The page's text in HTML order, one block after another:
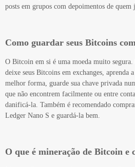
posts em grupos com depoimentos de quem
Como guardar seus Bitcoins
O Bitcoin em si é uma moeda muito segura.
deixe seus Bitcoins em exchanges, aprenda
melhor forma, guarde sua chave privada
que não encontrem facilmente ou entre
danificá-la. Também é recomendado
Ledger Nano S e guardá-la bem.
O que é mineração de Bitcoin e